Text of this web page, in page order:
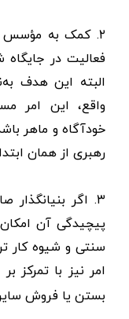
۲. کمک به مؤسس
فعالیت در
البته این هدف
واقع، این امر
خودآگاه و ماهر
رهبری از همان
۳. اگر
پیچیدگی آن
سنتی و شیوه کار
امر نیز با تمرکز
بستن یا فروش